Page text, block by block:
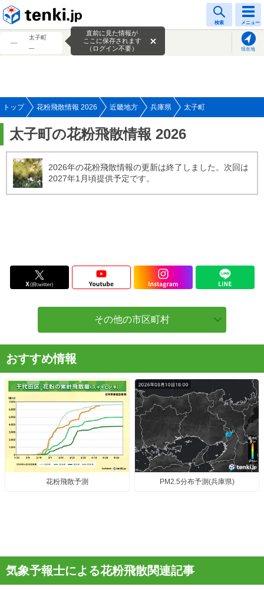
検索 メニュー
太子町
---
現在地
直前に見た情報が
ここに保存されます
（ログイン不要）
トップ 花粉飛散情報 2026 近畿地方 兵庫県 太子町
太子町の花粉飛散情報 2026
2026年の花粉飛散情報の更新は終了しました。次回は
2027年1月頃提供予定です。
その他の市区町村
おすすめ情報
花粉飛散予測 PM2.5分布予測(兵庫県)
気象予報士による花粉飛散関連記事